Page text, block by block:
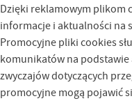
Dzięki reklamowym plikom
informacje i aktualności na
Promocyjne pliki cookies
komunikatów na
zwyczajów dotyczących
promocyjne mogą pojawić